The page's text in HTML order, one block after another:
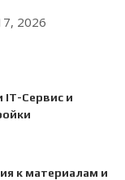
2026
IT-Сервис и
к материалам и